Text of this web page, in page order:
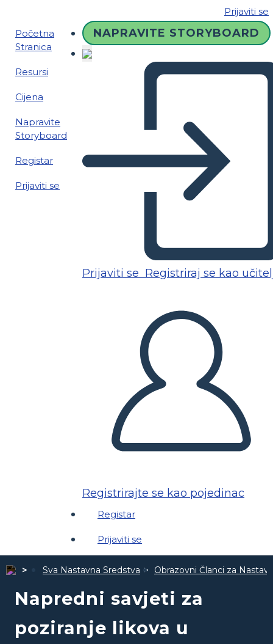
Prijaviti se
Početna
Stranica
Resursi
Cijena
Napravite
Storyboard
Registar
Prijaviti se
NAPRAVITE STORYBOARD
Prijaviti se Registriraj se kao
Registrirajte se kao pojedinac
Registar
Prijaviti se
Sva Nastavna Sredstva Obrazovni Članci za
Napredni savjeti za
poziranje likova u